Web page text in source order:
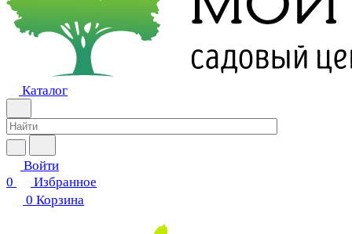
Каталог
Войти
0
Избранное
0 Корзина